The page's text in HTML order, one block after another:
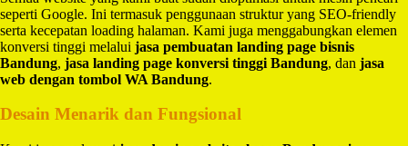
seperti Google. Ini termasuk penggunaan struktur yang SEO-friendly
serta kecepatan loading halaman. Kami juga menggabungkan elemen
konversi tinggi melalui jasa pembuatan landing page bisnis
Bandung, jasa landing page konversi tinggi Bandung, dan jasa
web dengan tombol WA Bandung.
Desain Menarik dan Fungsional